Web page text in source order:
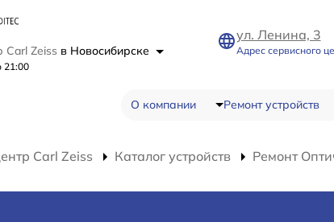
Carl Zeiss в Новосибирске
21:00
ул. Ленина, 3
Адрес сервисного
О компании Ремонт устройств
Carl Zeiss Каталог устройств Ремонт